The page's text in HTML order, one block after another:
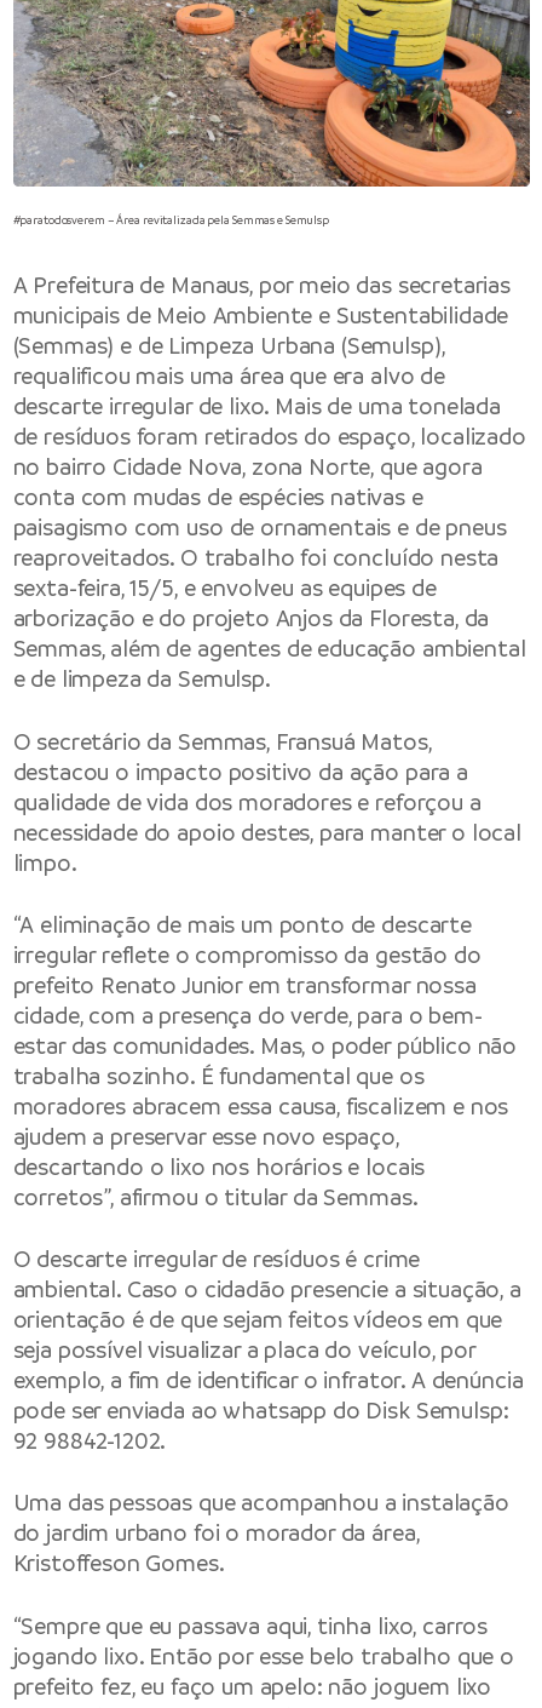
#paratodosverem – Área revitalizada pela Semmas e Semulsp
A Prefeitura de Manaus, por meio das secretarias
municipais de Meio Ambiente e Sustentabilidade
(Semmas) e de Limpeza Urbana (Semulsp),
requalificou mais uma área que era alvo de
descarte irregular de lixo. Mais de uma tonelada
de resíduos foram retirados do espaço, localizado
no bairro Cidade Nova, zona Norte, que agora
conta com mudas de espécies nativas e
paisagismo com uso de ornamentais e de pneus
reaproveitados. O trabalho foi concluído nesta
sexta-feira, 15/5, e envolveu as equipes de
arborização e do projeto Anjos da Floresta, da
Semmas, além de agentes de educação ambiental
e de limpeza da Semulsp.
O secretário da Semmas, Fransuá Matos,
destacou o impacto positivo da ação para a
qualidade de vida dos moradores e reforçou a
necessidade do apoio destes, para manter o local
limpo.
“A eliminação de mais um ponto de descarte
irregular reflete o compromisso da gestão do
prefeito Renato Junior em transformar nossa
cidade, com a presença do verde, para o bem-
estar das comunidades. Mas, o poder público não
trabalha sozinho. É fundamental que os
moradores abracem essa causa, fiscalizem e nos
ajudem a preservar esse novo espaço,
descartando o lixo nos horários e locais
corretos”, afirmou o titular da Semmas.
O descarte irregular de resíduos é crime
ambiental. Caso o cidadão presencie a situação, a
orientação é de que sejam feitos vídeos em que
seja possível visualizar a placa do veículo, por
exemplo, a fim de identificar o infrator. A denúncia
pode ser enviada ao whatsapp do Disk Semulsp:
92 98842-1202.
Uma das pessoas que acompanhou a instalação
do jardim urbano foi o morador da área,
Kristoffeson Gomes.
“Sempre que eu passava aqui, tinha lixo, carros
jogando lixo. Então por esse belo trabalho que o
prefeito fez, eu faço um apelo: não joguem lixo